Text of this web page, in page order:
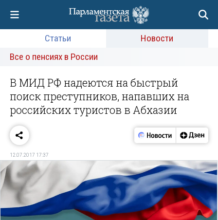
Статьи
Новости
Все о пенсиях в России
В МИД РФ надеются на быстрый
поиск преступников, напавших на
российских туристов в Абхазии
12.07.2017 17:37